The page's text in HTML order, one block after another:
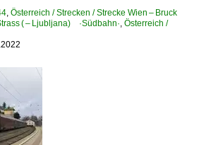
, Österreich / Strecken / Strecke Wien – Bruck
( – Ljubljana) ·Südbahn·, Österreich /